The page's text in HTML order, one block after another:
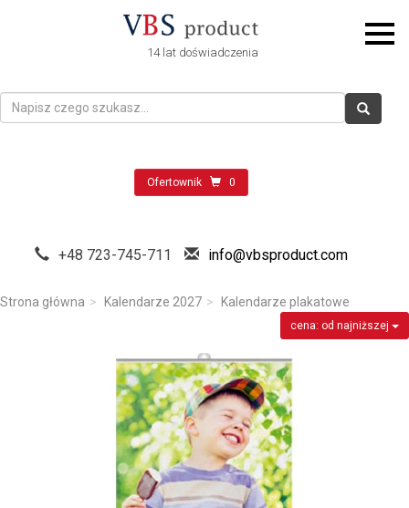
14 lat doświadczenia
Ofertownik 0
+48 723-745-711 info@vbsproduct.com
Strona główna Kalendarze 2027 Kalendarze plakatowe
cena: od najniższej